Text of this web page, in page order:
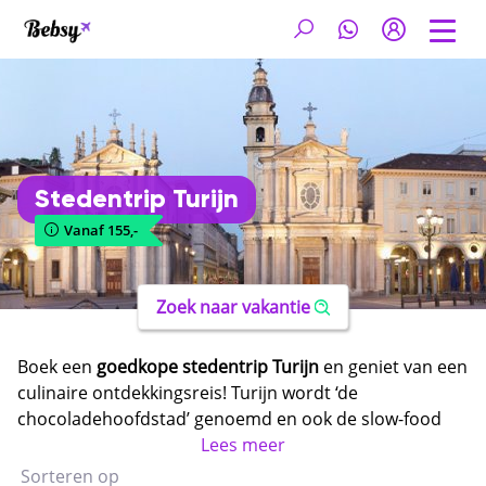
Stedentrip Turijn
Vanaf 155,-
Zoek naar vakantie
Boek een goedkope stedentrip Turijn en geniet van een
culinaire ontdekkingsreis! Turijn wordt ‘de
chocoladehoofdstad’ genoemd en ook de slow-food
beweging is hier ontstaan. Tijdens een citytrip Turijn
maak je daarnaast kennis met de rijke historie van de
Lees meer
Sorteren op